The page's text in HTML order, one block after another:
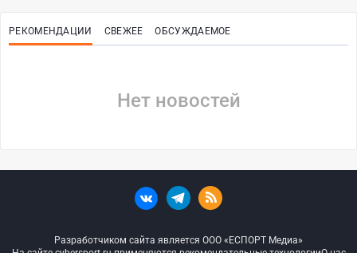
РЕКОМЕНДАЦИИ СВЕЖЕЕ ОБСУЖДАЕМОЕ
Нет новостей
Разработчиком сайта является ООО «ЕСПОРТ Медиа»